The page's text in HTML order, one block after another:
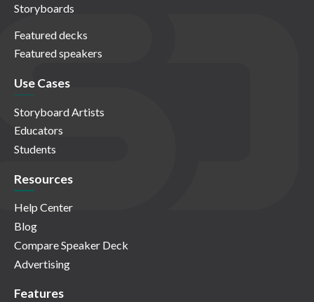
Storyboards
Featured decks
Featured speakers
Use Cases
Storyboard Artists
Educators
Students
Resources
Help Center
Blog
Compare Speaker Deck
Advertising
Features